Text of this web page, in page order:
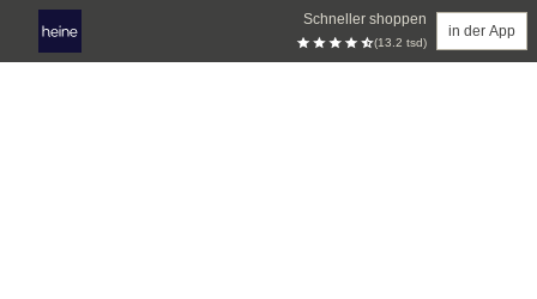
Schneller shoppen
(13.2 tsd)
in der App